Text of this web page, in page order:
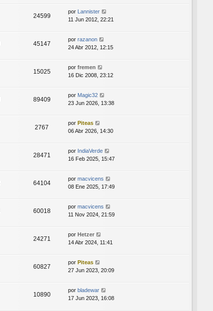
24599
por Lannister
11 Jun 2012, 22:21
45147
por razanon
24 Abr 2012, 12:15
15025
por fremen
16 Dic 2008, 23:12
89409
por Magic32
23 Jun 2026, 13:38
2767
por Piteas
06 Abr 2026, 14:30
28471
por IndiaVerde
16 Feb 2025, 15:47
64104
por macvicens
08 Ene 2025, 17:49
60018
por macvicens
11 Nov 2024, 21:59
24271
por Hetzer
14 Abr 2024, 11:41
60827
por Piteas
27 Jun 2023, 20:09
10890
por bladewar
17 Jun 2023, 16:08